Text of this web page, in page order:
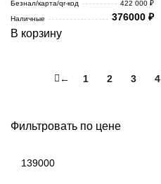
Фильтровать по цене
Безнал/карта/qr-код
422 000 ₽
Наличные
376000 ₽
В корзину
← 1 2 3 4